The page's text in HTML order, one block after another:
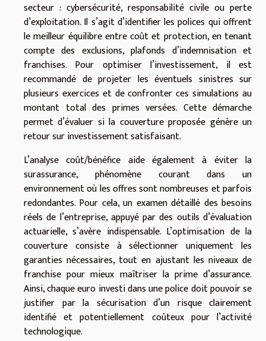
secteur : cybersécurité, responsabilité civile ou perte
d’exploitation. Il s’agit d’identifier les polices qui offrent
le meilleur équilibre entre coût et protection, en tenant
compte des exclusions, plafonds d’indemnisation et
franchises. Pour optimiser l’investissement, il est
recommandé de projeter les éventuels sinistres sur
plusieurs exercices et de confronter ces simulations au
montant total des primes versées. Cette démarche
permet d’évaluer si la couverture proposée génère un
retour sur investissement satisfaisant.
L’analyse coût/bénéfice aide également à éviter la
surassurance, phénomène courant dans un
environnement où les offres sont nombreuses et parfois
redondantes. Pour cela, un examen détaillé des besoins
réels de l’entreprise, appuyé par des outils d’évaluation
actuarielle, s’avère indispensable. L’optimisation de la
couverture consiste à sélectionner uniquement les
garanties nécessaires, tout en ajustant les niveaux de
franchise pour mieux maîtriser la prime d’assurance.
Ainsi, chaque euro investi dans une police doit pouvoir se
justifier par la sécurisation d’un risque clairement
identifié et potentiellement coûteux pour l’activité
technologique.